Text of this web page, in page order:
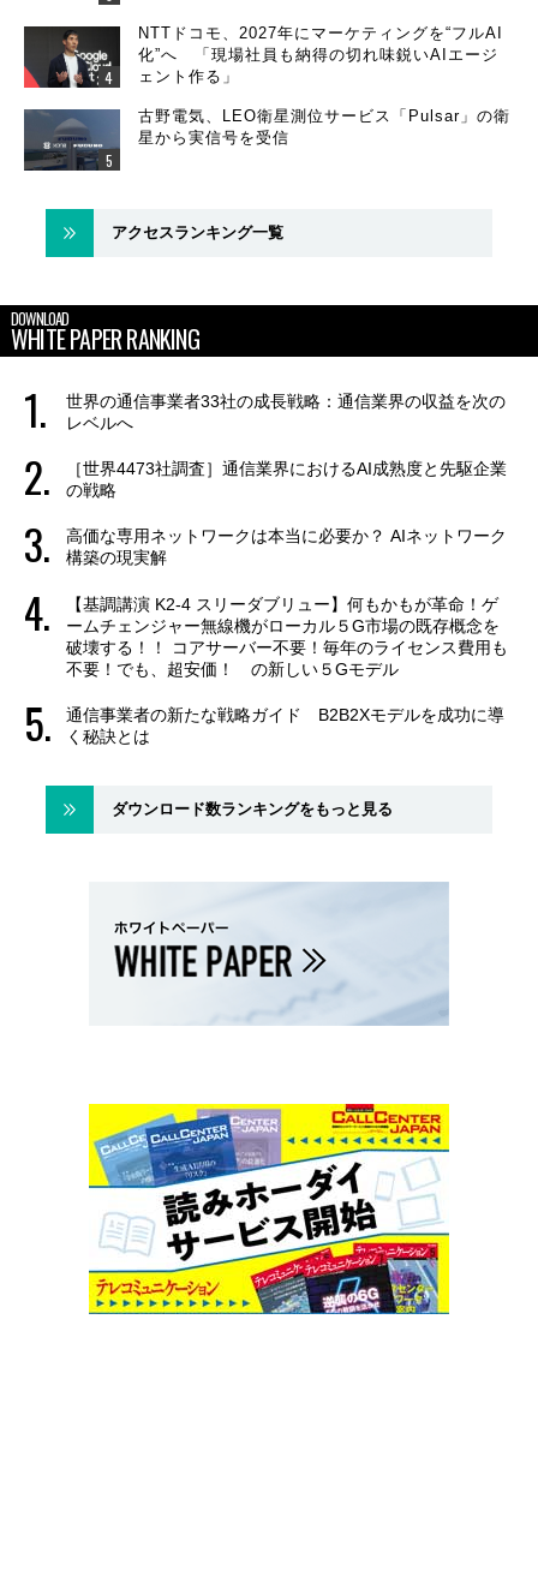
NTTドコモ、2027年にマーケティングを“フルAI
化”へ 「現場社員も納得の切れ味鋭いAIエージ
ェント作る」
古野電気、LEO衛星測位サービス「Pulsar」の衛
星から実信号を受信
アクセスランキング一覧
DOWNLOAD
WHITE PAPER RANKING
世界の通信事業者33社の成長戦略：通信業界の収益を次の
レベルへ
［世界4473社調査］通信業界におけるAI成熟度と先駆企業
の戦略
高価な専用ネットワークは本当に必要か？ AIネットワーク
構築の現実解
【基調講演 K2-4 スリーダブリュー】何もかもが革命！ゲ
ームチェンジャー無線機がローカル５G市場の既存概念を
破壊する！！ コアサーバー不要！毎年のライセンス費用も
不要！でも、超安価！ の新しい５Gモデル
通信事業者の新たな戦略ガイド B2B2Xモデルを成功に導
く秘訣とは
ダウンロード数ランキングをもっと見る